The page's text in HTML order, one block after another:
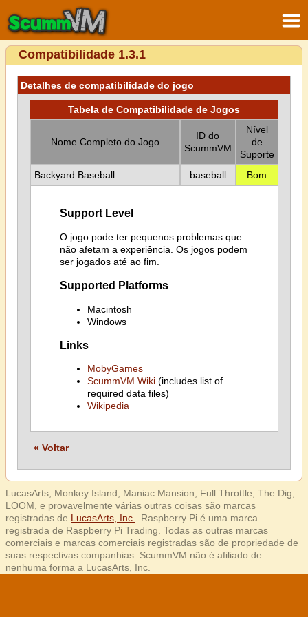
Compatibilidade 1.3.1
Detalhes de compatibilidade do jogo
Tabela de Compatibilidade de Jogos
Nome Completo do Jogo
ID do
ScummVM
Nível
de
Suporte
Backyard Baseball
baseball Bom
Support Level
O jogo pode ter pequenos problemas que
não afetam a experiência. Os jogos podem
ser jogados até ao fim.
Supported Platforms
Macintosh
Windows
Links
MobyGames
ScummVM Wiki(includes list of
required data files)
Wikipedia
« Voltar
LucasArts, Monkey Island, Maniac Mansion, Full Throttle, The Dig,
LOOM, e provavelmente várias outras coisas são marcas
registradas de LucasArts, Inc.
. Raspberry Pi é uma marca
registrada de Raspberry Pi Trading. Todas as outras marcas
comerciais e marcas comerciais registradas são de propriedade de
suas respectivas companhias. ScummVM não é afiliado de
nenhuma forma a LucasArts, Inc.